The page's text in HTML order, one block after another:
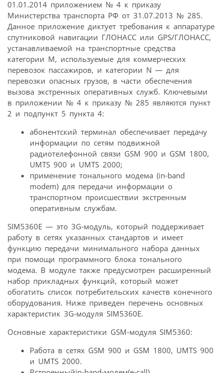
01.01.2014 приложением № 4 к приказу
Министерства транспорта РФ от 31.07.2013 № 285.
Данное приложение диктует требования к аппаратуре
спутниковой навигации ГЛОНАСС или GPS/ГЛОНАСС,
устанавливаемой на транспортные средства
категории М, используемые для коммерческих
перевозок пассажиров, и категории N — для
перевозки опасных грузов, в части обеспечения
вызова экстренных оперативных служб. Ключевыми
в приложении № 4 к приказу № 285 являются пункт
2 и подпункт 5 пункта 4:
абонентский терминал обеспечивает передачу
информации по сетям подвижной
радиотелефонной связи GSM 900 и GSM 1800,
UMTS 900 и UMTS 2000;
применение тонального модема (in-band
modem) для передачи информации о
транспортном происшествии экстренным
оперативным службам.
SIM5360E — это 3G-модуль, который поддерживает
работу в сетях указанных стандартов и имеет
функцию передачи минимального набора данных
при помощи программного блока тонального
модема. В модуле также предусмотрен расширенный
набор прикладных функций, который может
обогатить список потребительских качеств конечного
оборудования. Ниже приведен перечень основных
характеристик 3G-модуля SIM5360E.
Основные характеристики GSM-модуля SIM5360:
Работа в сетях GSM 900 и GSM 1800, UMTS 900
и UMTS 2000.